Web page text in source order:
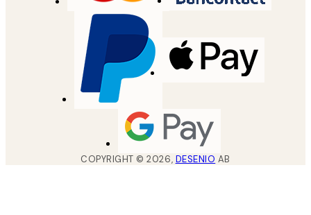
COPYRIGHT ©2026, DESENIO AB